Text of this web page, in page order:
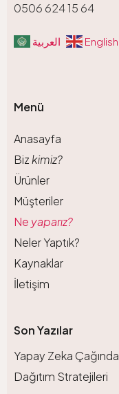
0506 624 15 64
العربية English
Menü
Anasayfa
Bizkimiz?
Ürünler
Müşteriler
Ne yaparız?
Neler Yaptık?
Kaynaklar
İletişim
Son Yazılar
Yapay Zeka Çağında Yazılım Girişimciliği ve Ürün
Dağıtım Stratejileri